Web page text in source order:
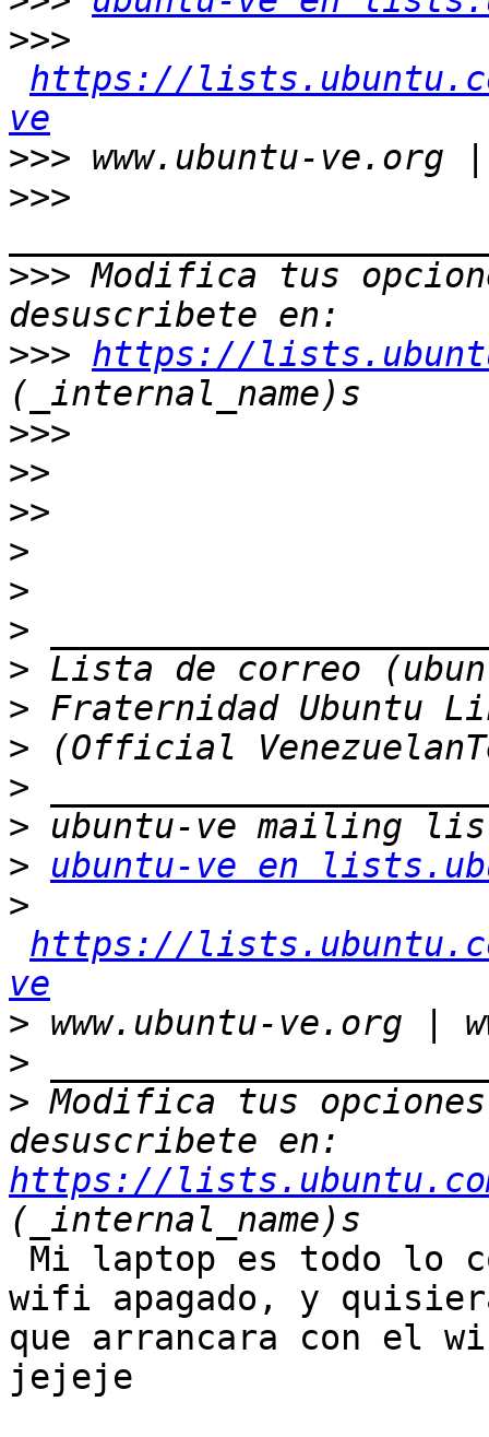
>>>
https://
ve
>>>
>>>
>>> Modifica tus
>>> https://
>>>
>>
>>
>
>
>
>
>
>
>
>
>
ubuntu-ve en
>
https://
ve
>
>
> Modifica tus
https://
wifi apagado, y
que arrancara con el
jejeje